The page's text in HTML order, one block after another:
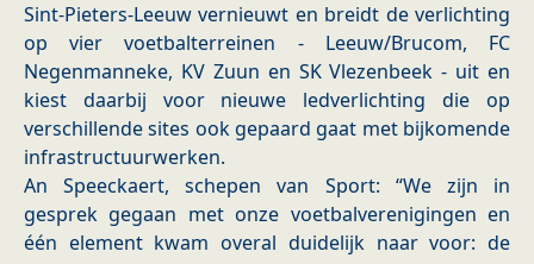
Sint-Pieters-Leeuw vernieuwt en breidt de verlichting
op vier voetbalterreinen - Leeuw/Brucom, FC
Negenmanneke, KV Zuun en SK Vlezenbeek - uit en
kiest daarbij voor nieuwe ledverlichting die op
verschillende sites ook gepaard gaat met bijkomende
infrastructuurwerken.
An Speeckaert, schepen van Sport: “We zijn in
gesprek gegaan met onze voetbalverenigingen en
één element kwam overal duidelijk naar voor: de